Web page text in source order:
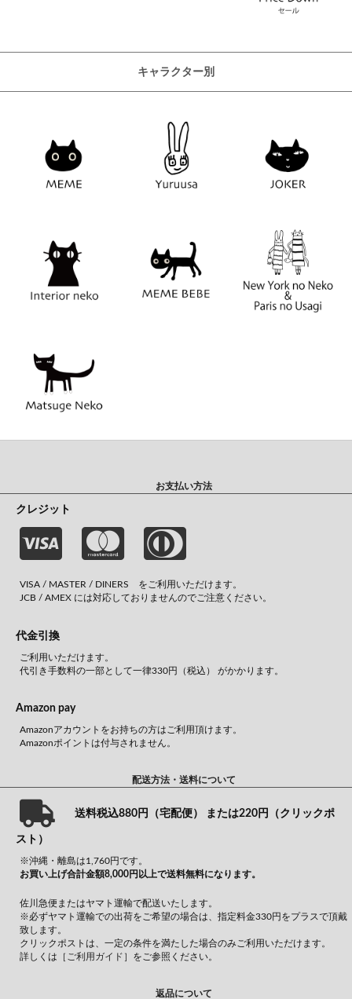
キャラクター別
お支払い方法
クレジット
VISA / MASTER / DINERS をご利用いただけます。
JCB / AMEX には対応しておりませんのでご注意ください。
代金引換
ご利用いただけます。
代引き手数料の一部として一律330円（税込） がかかります。
Amazon pay
Amazonアカウントをお持ちの方はご利用頂けます。
Amazonポイントは付与されません。
配送方法・送料について
送料税込880円（宅配便） または220円（クリックポ
スト）
※沖縄・離島は1,760円です。
お買い上げ合計金額8,000円以上で送料無料になります。
佐川急便またはヤマト運輸で配送いたします。
※必ずヤマト運輸での出荷をご希望の場合は、指定料金330円をプラスで頂戴
致します。
クリックポストは、一定の条件を満たした場合のみご利用いただけます。
詳しくは ［ご利用ガイド］ をご参照ください。
返品について